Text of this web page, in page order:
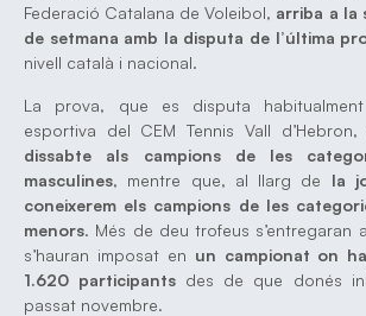
Federació Catalana de Voleibol, arriba a la
de setmana amb la disputa de l’última
nivell català i nacional.
La prova, que es disputa
esportiva del CEM Tennis Vall d’Hebron,
dissabte als campions de les
masculines, mentre que, al llarg de la
coneixerem els campions de les
menors. Més de deu trofeus s’entregaran
s’hauran imposat en un campionat on
1.620 participants des de que donés
passat novembre.